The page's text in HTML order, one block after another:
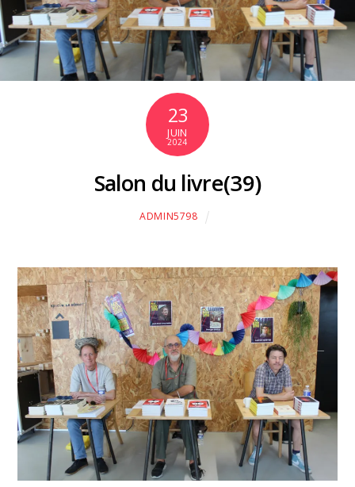
23
JUIN
2024
Salon du livre(39)
ADMIN5798